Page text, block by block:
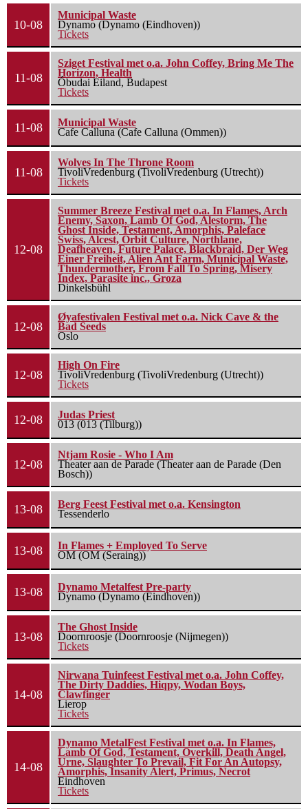
10-08
Municipal Waste
Dynamo (Dynamo (Eindhoven))
Tickets
11-08
Sziget Festival met o.a. John Coffey, Bring Me The
Horizon, Health
Óbudai Eiland, Budapest
Tickets
11-08
Municipal Waste
Cafe Calluna (Cafe Calluna (Ommen))
11-08
Wolves In The Throne Room
TivoliVredenburg (TivoliVredenburg (Utrecht))
Tickets
12-08
Summer Breeze Festival met o.a. In Flames, Arch
Enemy, Saxon, Lamb Of God, Alestorm, The
Ghost Inside, Testament, Amorphis, Paleface
Swiss, Alcest, Orbit Culture, Northlane,
Deafheaven, Future Palace, Blackbraid, Der Weg
Einer Freiheit, Alien Ant Farm, Municipal Waste,
Thundermother, From Fall To Spring, Misery
Index, Parasite inc., Groza
Dinkelsbühl
12-08
Øyafestivalen Festival met o.a. Nick Cave & the
Bad Seeds
Oslo
12-08
High On Fire
TivoliVredenburg (TivoliVredenburg (Utrecht))
Tickets
12-08
Judas Priest
013 (013 (Tilburg))
12-08
Ntjam Rosie - Who I Am
Theater aan de Parade (Theater aan de Parade (Den
Bosch))
13-08
Berg Feest Festival met o.a. Kensington
Tessenderlo
13-08
In Flames + Employed To Serve
OM (OM (Seraing))
13-08
Dynamo Metalfest Pre-party
Dynamo (Dynamo (Eindhoven))
13-08
The Ghost Inside
Doornroosje (Doornroosje (Nijmegen))
Tickets
14-08
Nirwana Tuinfeest Festival met o.a. John Coffey,
The Dirty Daddies, Hiqpy, Wodan Boys,
Clawfinger
Lierop
Tickets
14-08
Dynamo MetalFest Festival met o.a. In Flames,
Lamb Of God, Testament, Overkill, Death Angel,
Urne, Slaughter To Prevail, Fit For An Autopsy,
Amorphis, Insanity Alert, Primus, Necrot
Eindhoven
Tickets